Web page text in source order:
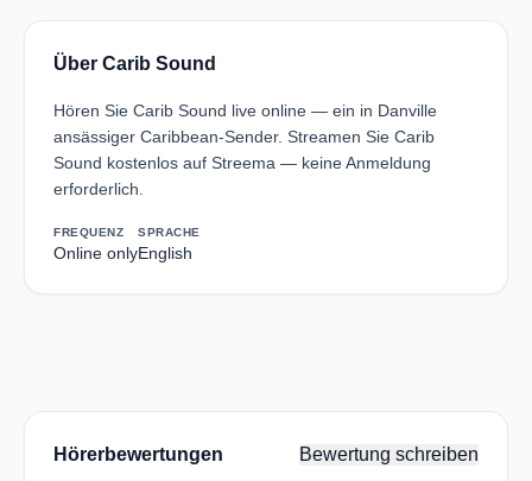
Über Carib Sound
Hören Sie Carib Sound live online — ein in Danville
ansässiger Caribbean-Sender. Streamen Sie Carib
Sound kostenlos auf Streema — keine Anmeldung
erforderlich.
FREQUENZ
Online only
SPRACHE
English
Hörerbewertungen Bewertung schreiben